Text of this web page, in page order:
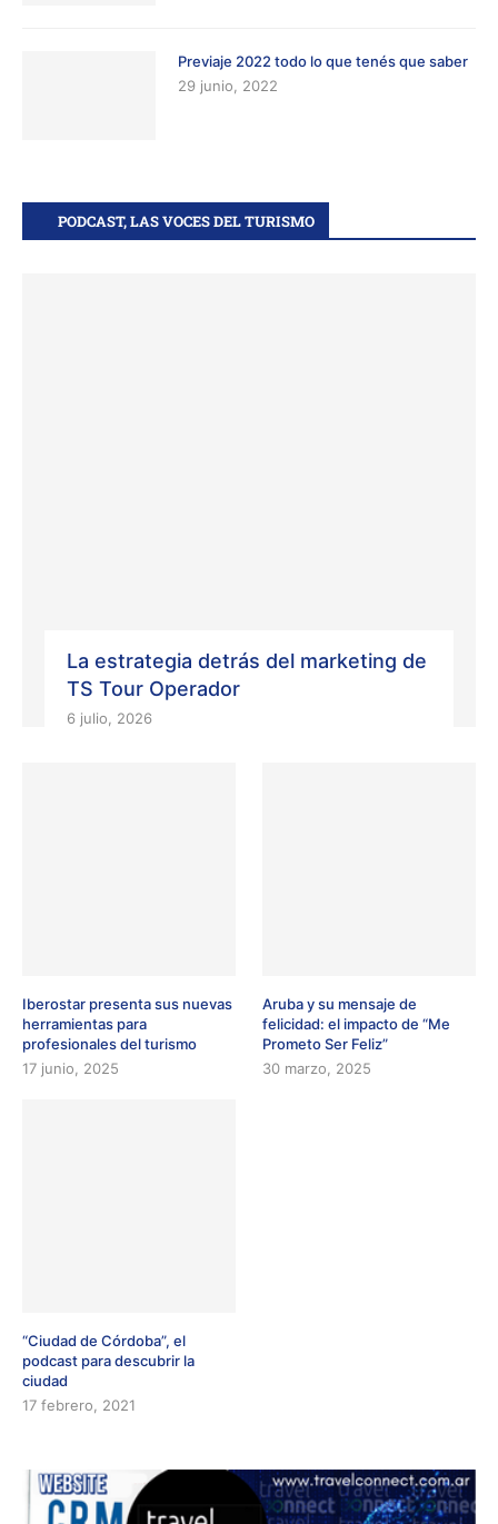
Previaje 2022 todo lo que tenés que saber
29 junio, 2022
PODCAST, LAS VOCES DEL TURISMO
La estrategia detrás del marketing de
TS Tour Operador
6 julio, 2026
Iberostar presenta sus nuevas
herramientas para
profesionales del turismo
17 junio, 2025
Aruba y su mensaje de
felicidad: el impacto de “Me
Prometo Ser Feliz”
30 marzo, 2025
“Ciudad de Córdoba”, el
podcast para descubrir la
ciudad
17 febrero, 2021